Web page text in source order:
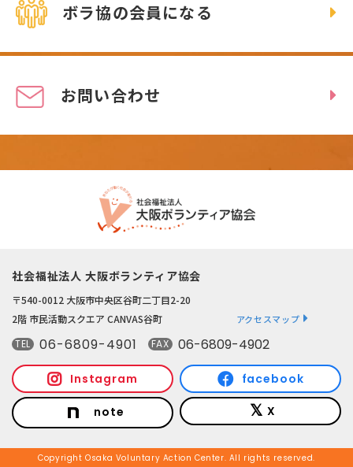
ボラ協の会員になる
お問い合わせ
社会福祉法人 大阪ボランティア協会
〒540-0012 大阪市中央区谷町二丁目2-20
2階 市民活動スクエア CANVAS谷町
アクセスマップ
TEL 06-6809-4901 FAX 06-6809-4902
Instagram facebook
note X
Copyright Osaka Voluntary Action Center. All rights reserved.